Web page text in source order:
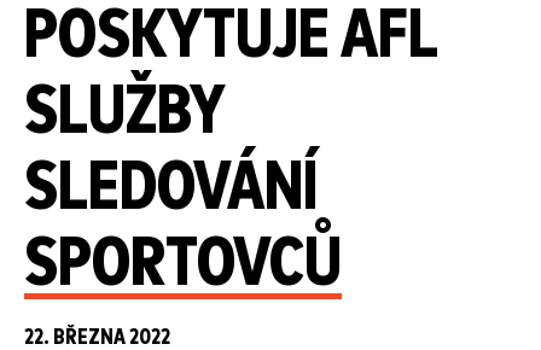
POSKYTUJE AFL
SLUŽBY
SLEDOVÁNÍ
SPORTOVCŮ
22. BŘEZNA 2022